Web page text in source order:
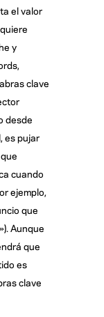
el valor
y
clave
desde
es pujar
cuando
ejemplo,
que
Aunque
que
es
clave